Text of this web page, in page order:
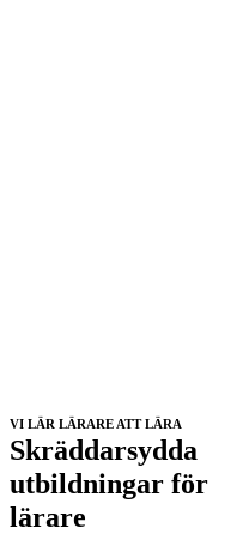
VI LÄR LÄRARE ATT LÄRA
Skräddarsydda
utbildningar för
lärare